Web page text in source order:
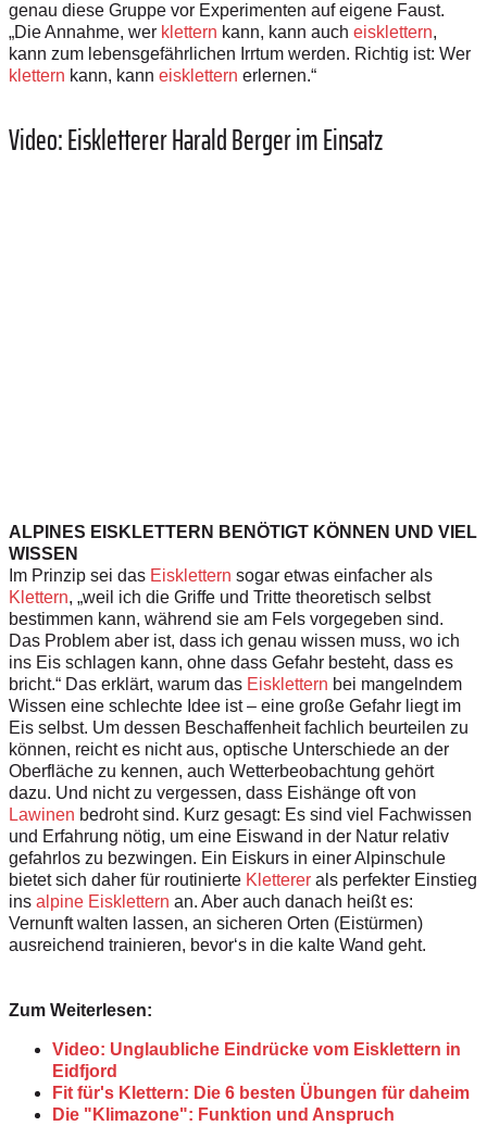
genau diese Gruppe vor Experimenten auf eigene Faust.
„Die Annahme, wer klettern kann, kann auch eisklettern,
kann zum lebensgefährlichen Irrtum werden. Richtig ist: Wer
klettern kann, kann eisklettern erlernen.“
Video: Eiskletterer Harald Berger im Einsatz
ALPINES EISKLETTERN BENÖTIGT KÖNNEN UND VIEL
WISSEN
Im Prinzip sei das Eisklettern sogar etwas einfacher als
Klettern, „weil ich die Griffe und Tritte theoretisch selbst
bestimmen kann, während sie am Fels vorgegeben sind.
Das Problem aber ist, dass ich genau wissen muss, wo ich
ins Eis schlagen kann, ohne dass Gefahr besteht, dass es
bricht.“ Das erklärt, warum das Eisklettern bei mangelndem
Wissen eine schlechte Idee ist – eine große Gefahr liegt im
Eis selbst. Um dessen Beschaffenheit fachlich beurteilen zu
können, reicht es nicht aus, optische Unterschiede an der
Oberfläche zu kennen, auch Wetterbeobachtung gehört
dazu. Und nicht zu vergessen, dass Eishänge oft von
Lawinen bedroht sind. Kurz gesagt: Es sind viel Fachwissen
und Erfahrung nötig, um eine Eiswand in der Natur relativ
gefahrlos zu bezwingen. Ein Eiskurs in einer Alpinschule
bietet sich daher für routinierte Kletterer als perfekter Einstieg
ins alpine Eisklettern an. Aber auch danach heißt es:
Vernunft walten lassen, an sicheren Orten (Eistürmen)
ausreichend trainieren, bevor‘s in die kalte Wand geht.
Zum Weiterlesen:
Video: Unglaubliche Eindrücke vom Eisklettern in
Eidfjord
Fit für's Klettern: Die 6 besten Übungen für daheim
Die "Klimazone": Funktion und Anspruch